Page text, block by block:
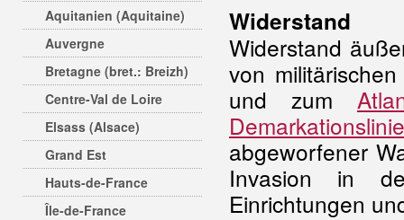
Aquitanien (Aquitaine)
Auvergne
Bretagne (bret.: Breizh)
Centre-Val de Loire
Elsass (Alsace)
Grand Est
Hauts-de-France
Île-de-France
Widerstand
Widerstand
von
und zum
Demarkationslinie
abgeworfener
Invasion in
Einrichtungen